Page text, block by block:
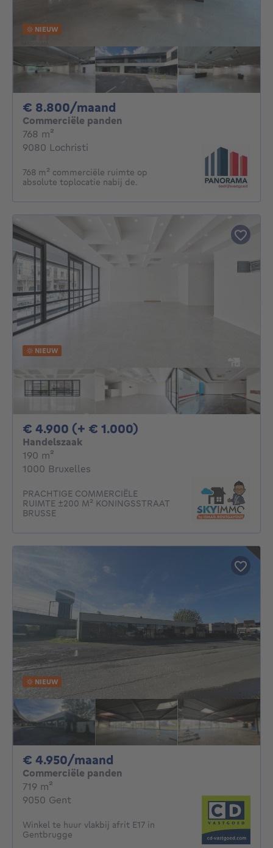
NIEUW
€ 8.800/maand
Commerciële panden
768 m²
9080 Lochristi
768 m² commerciële ruimte op
absolute toplocatie nabij de.
NIEUW
€ 4.900 (+ € 1.000)
Handelszaak
190 m²
1000 Bruxelles
PRACHTIGE COMMERCIËLE
RUIMTE ±200 M² KONINGSSTRAAT
BRUSSE
NIEUW
€ 4.950/maand
Commerciële panden
719 m²
9050 Gent
Winkel te huur vlakbij afrit E17 in
Gentbrugge